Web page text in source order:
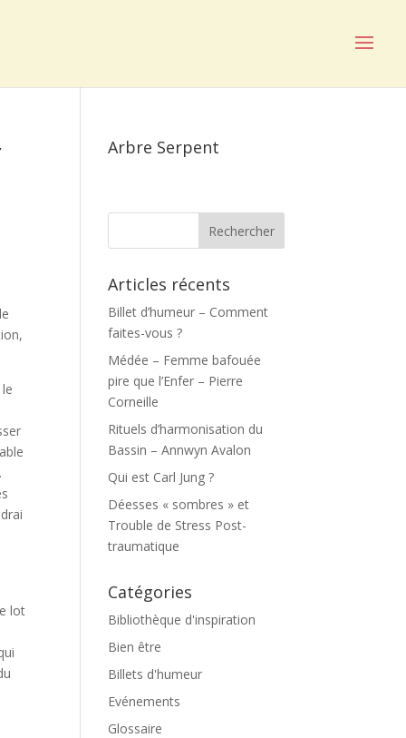
lot
Arbre Serpent
Articles récents
Billet d’humeur – Comment
faites-vous ?
Médée – Femme bafouée
pire que l’Enfer – Pierre
Corneille
Rituels d’harmonisation du
Bassin – Annwyn Avalon
Qui est Carl Jung ?
Déesses « sombres » et
Trouble de Stress Post-
traumatique
Catégories
Bibliothèque d'inspiration
Bien être
Billets d'humeur
Evénements
Glossaire